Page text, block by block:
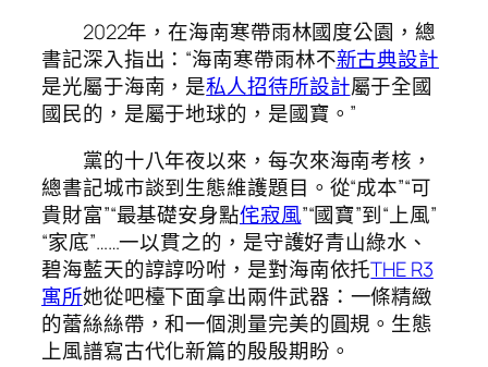
2022年，在海南寒帶雨林國度公園，總
書記深入指出：“海南寒帶雨林不新古典設計
是光屬于海南，是私人招待所設計屬于全國
國民的，是屬于地球的，是國寶。”
黨的十八年夜以來，每次來海南考核，
總書記城市談到生態維護題目。從“成本”“可
貴財富”“最基礎安身點侘寂風”“國寶”到“上風”
“家底”……一以貫之的，是守護好青山綠水、
碧海藍天的諄諄吩咐，是對海南依托THE R3
寓所她從吧檯下面拿出兩件武器：一條精緻
的蕾絲絲帶，和一個測量完美的圓規。生態
上風譜寫古代化新篇的殷殷期盼。